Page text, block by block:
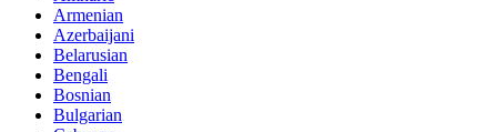
Armenian
Azerbaijani
Belarusian
Bengali
Bosnian
Bulgarian